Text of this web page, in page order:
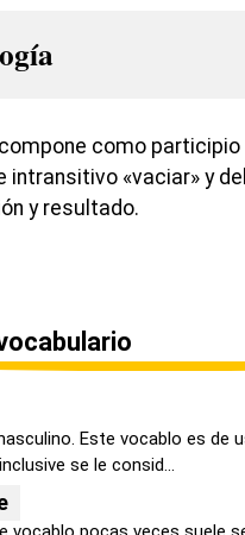
como participio
intransitivo «vaciar» y
y resultado.
Este vocablo es de
se le consid...